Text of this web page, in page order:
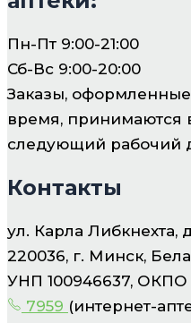
Пн-Пт 9:00-21:00
Сб-Вс 9:00-20:00
Заказы,
время, принимаются
следующий рабочий
Контакты
ул. Карла Либкнехта,
220036, г. Минск,
УНП 100946637, ОКПО
7959 (интернет-